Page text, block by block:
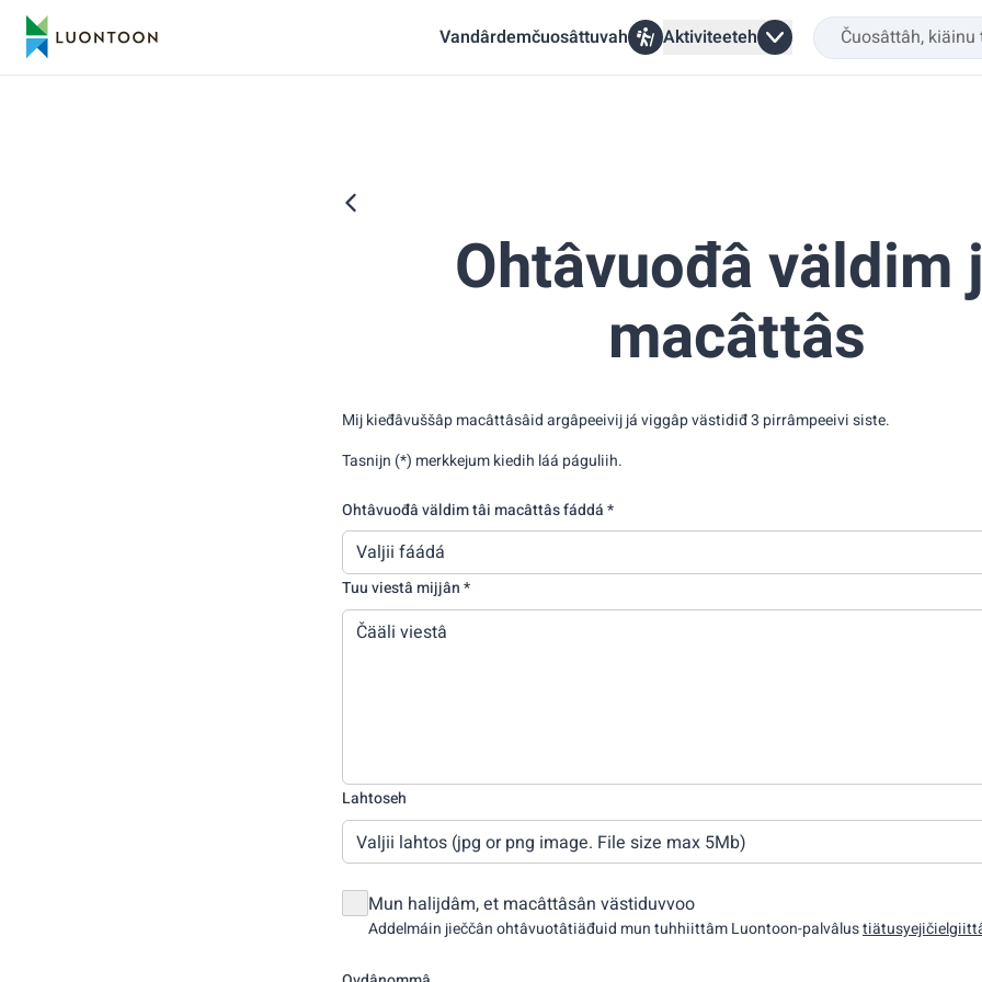
Vandârdemčuosâttuvah Aktiviteeteh
Ohtâvuođâ väldim
macâttâs
Mij kieđâvuššâp macâttâsâid argâpeeivij já viggâp västidiđ 3 pirrâmpeeivi siste.
Tasnijn (*) merkkejum kiedih láá páguliih.
Ohtâvuođâ väldim tâi macâttâs fáddá *
Valjii fáádá
Tuu viestâ mijjân *
Lahtoseh
Valjii lahtos (jpg or png image. File size max 5Mb)
Mun halijdâm, et macâttâsân västiduvvoo
Addelmáin jieččân ohtâvuotâtiäđuid mun tuhhiittâm Luontoon-palvâlus